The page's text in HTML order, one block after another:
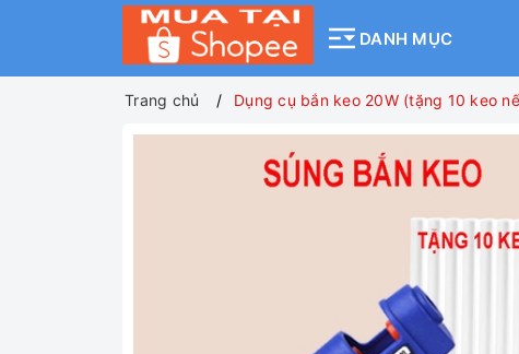
DANH MỤC
Trang chủ Dụng cụ bắn keo 20W (tặng 10 keo